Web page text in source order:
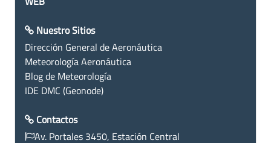
Nuestro Sitios
Dirección General de Aeronáutica
Meteorología Aeronáutica
Blog de Meteorología
IDE DMC (Geonode)
Contactos
Av. Portales 3450, Estación Central